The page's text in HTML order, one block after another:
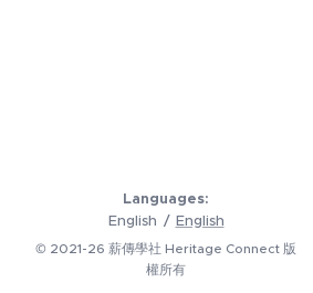
© 2021-26 薪傳學社 Heritage Connect 版
權所有
Languages
English
English